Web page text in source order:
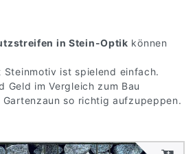
in Stein-Optik können
ist spielend einfach.
im Vergleich zum Bau
so richtig aufzupeppen.